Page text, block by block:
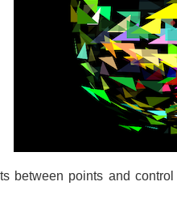
between points and